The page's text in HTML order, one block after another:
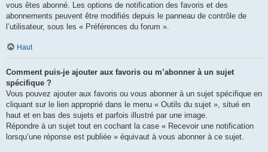
vous êtes abonné. Les options de notification des favoris et des
abonnements peuvent être modifiés depuis le panneau de contrôle de
l’utilisateur, sous les « Préférences du forum ».
Haut
Comment puis-je ajouter aux favoris ou m’abonner à un sujet
spécifique ?
Vous pouvez ajouter aux favoris ou vous abonner à un sujet spécifique en
cliquant sur le lien approprié dans le menu « Outils du sujet », situé en
haut et en bas des sujets et parfois illustré par une image.
Répondre à un sujet tout en cochant la case « Recevoir une notification
lorsqu’une réponse est publiée » équivaut à vous abonner à ce sujet.